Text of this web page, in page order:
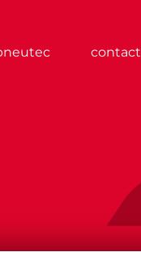
contact